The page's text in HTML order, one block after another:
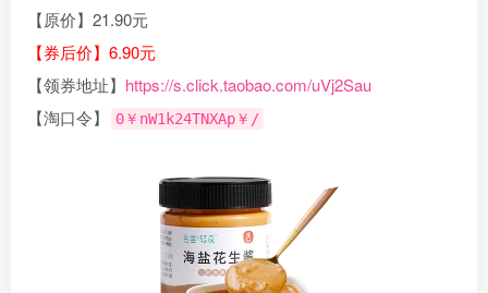
【原价】21.90元
【券后价】6.90元
【领券地址】 https://s.click.taobao.com/uVj2Sau
【淘口令】
0￥nW1k24TNXAp￥/